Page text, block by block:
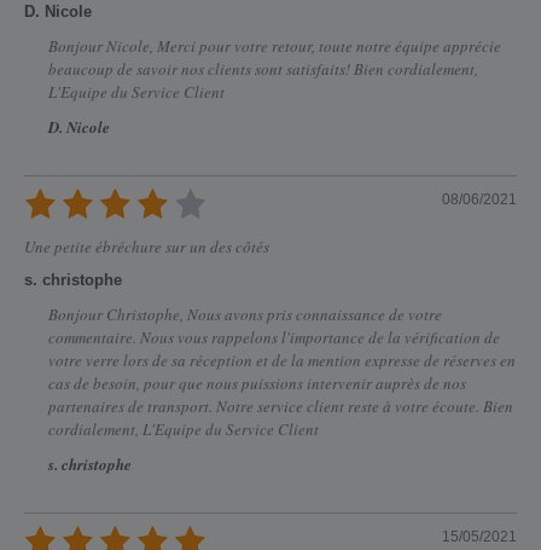
D. Nicole
Bonjour Nicole, Merci pour votre retour, toute notre équipe apprécie
beaucoup de savoir nos clients sont satisfaits! Bien cordialement,
L'Equipe du Service Client
D. Nicole
08/06/2021
Une petite ébréchure sur un des côtés
s. christophe
Bonjour Christophe, Nous avons pris connaissance de votre
commentaire. Nous vous rappelons l'importance de la vérification de
votre verre lors de sa réception et de la mention expresse de réserves en
cas de besoin, pour que nous puissions intervenir auprès de nos
partenaires de transport. Notre service client reste à votre écoute. Bien
cordialement, L'Equipe du Service Client
s. christophe
15/05/2021